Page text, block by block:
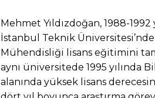
Mehmet Yıldızdoğan, 1988-1992
İstanbul Teknik
Mühendisliği lisans eğitimini
aynı üniversitede 1995 yılında
alanında yüksek lisans